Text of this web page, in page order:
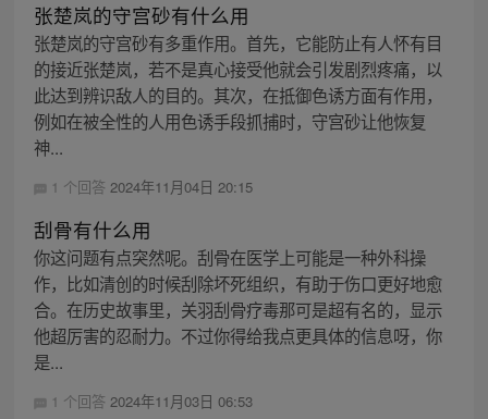
张楚岚的守宫砂有什么用
张楚岚的守宫砂有多重作用。首先，它能防止有人怀有目
的接近张楚岚，若不是真心接受他就会引发剧烈疼痛，以
此达到辨识敌人的目的。其次，在抵御色诱方面有作用，
例如在被全性的人用色诱手段抓捕时，守宫砂让他恢复
神...
1 个回答 2024年11月04日 20:15
刮骨有什么用
你这问题有点突然呢。刮骨在医学上可能是一种外科操
作，比如清创的时候刮除坏死组织，有助于伤口更好地愈
合。在历史故事里，关羽刮骨疗毒那可是超有名的，显示
他超厉害的忍耐力。不过你得给我点更具体的信息呀，你
是...
1 个回答 2024年11月03日 06:53